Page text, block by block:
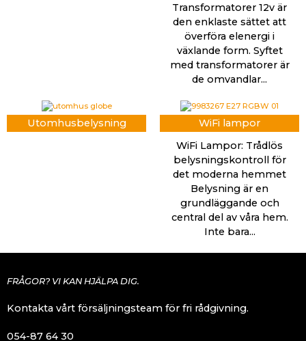
Transformatorer 12v är
den enklaste sättet att
överföra elenergi i
växlande form. Syftet
med transformatorer är
de omvandlar...
Utomhusbelysning
WiFi lampor
WiFi Lampor: Trådlös
belysningskontroll för
det moderna hemmet
Belysning är en
grundläggande och
central del av våra hem.
Inte bara...
FRÅGOR? VI KAN HJÄLPA DIG.
Kontakta vårt försäljningsteam för fri rådgivning.
054-87 64 30